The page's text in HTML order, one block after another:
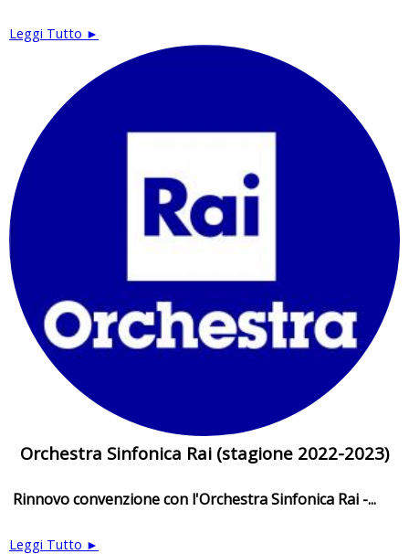
Leggi Tutto ►
Orchestra Sinfonica Rai (stagione 2022-2023)
Rinnovo convenzione con l'Orchestra Sinfonica Rai -...
Leggi Tutto ►